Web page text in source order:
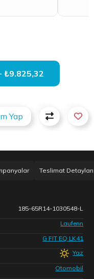
Sepete Ekle - ₺9.825,32
Yap
Teslimat Detayları
185-65R14-1030548-L
Laufenn
G FIT EQ LK41
Yaz
Otomobil